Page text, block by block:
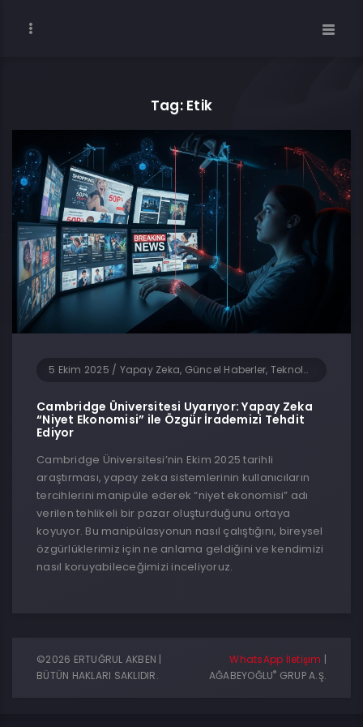
Tag: Etik
5 Ekim 2025 / Yapay Zeka, Güncel Haberler, Teknoloji, Yazılım
Cambridge Üniversitesi Uyarıyor: Yapay Zeka
“Niyet Ekonomisi” ile Özgür İrademizi Tehdit
Ediyor
Cambridge Üniversitesi’nin Ekim 2025 tarihli
araştırması, yapay zeka sistemlerinin kullanıcıların
tercihlerini manipüle ederek “niyet ekonomisi” adı
verilen tehlikeli bir pazar oluşturduğunu ortaya
koyuyor. Bu manipülasyonun nasıl çalıştığını, bireysel
özgürlüklerimiz için ne anlama geldiğini ve kendimizi
nasıl koruyabileceğimizi inceliyoruz.
©2026 ERTUĞRUL AKBEN |
BÜTÜN HAKLARI SAKLIDIR.
WhatsApp İletişim |
AĞABEYOĞLU® GRUP A.Ş.